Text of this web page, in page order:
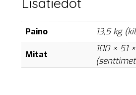
Paino
13,5 kg
Mitat
100 × 51